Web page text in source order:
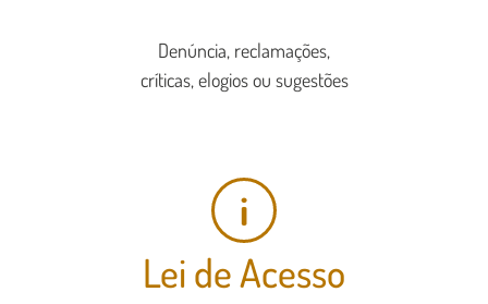
Denúncia, reclamações,
críticas, elogios ou sugestões
i
Lei de Acesso